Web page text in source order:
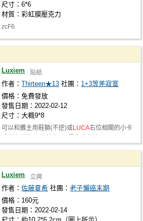
尺寸：6*6
材質：彩虹膜壓克力
zcF6
Luxiem 貼紙
作者：Thirteen★13 社團： 1+3等差寂寞
價格：免費發放
發售日期：2022-02-12
尺寸：大概9*8
可以和攤主用鞋獅(不逆)或LUCA右位相關的小卡
Luxiem 立牌
作者：佐藤夏希 社團：老子懶癌末期
價格：160元
發售日期：2022-02-14